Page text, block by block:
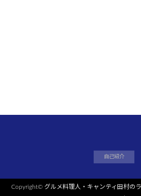
自己紹介
Copyright© グルメ料理人・キャンティ田村の